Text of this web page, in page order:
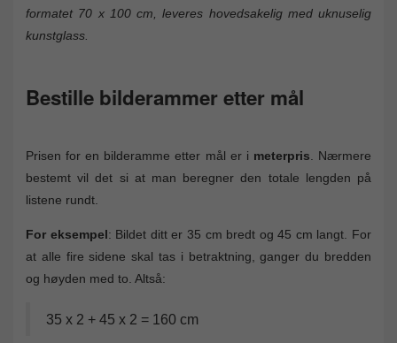
formatet 70 x 100 cm, leveres hovedsakelig med uknuselig
kunstglass.
Bestille bilderammer etter mål
Prisen for en bilderamme etter mål er i meterpris. Nærmere
bestemt vil det si at man beregner den totale lengden på
listene rundt.
For eksempel: Bildet ditt er 35 cm bredt og 45 cm langt. For
at alle fire sidene skal tas i betraktning, ganger du bredden
og høyden med to. Altså:
35 x 2 + 45 x 2 = 160 cm